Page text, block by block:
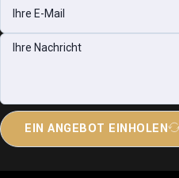
EIN ANGEBOT EINHOLEN